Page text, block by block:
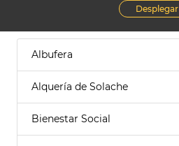
Desplegar
Albufera
Alquería de Solache
Bienestar Social